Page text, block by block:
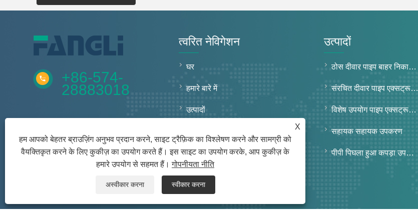
X
हम आपको बेहतर ब्राउज़िंग अनुभव प्रदान करने, साइट ट्रैफ़िक का विश्लेषण करने और सामग्री को
वैयक्तिकृत करने के लिए कुकीज़ का उपयोग करते हैं। इस साइट का उपयोग करके, आप कुकीज़ के
हमारे उपयोग से सहमत हैं।गोपनीयता नीति
अस्वीकार करना स्वीकार करना
+86-574-
28883018
त्वरित नेविगेशन
घर
हमारे बारे में
उत्पादों
डाउनलोड करना
जांच भेजें
संपर्क करें
उत्पादों
ठोस दीवार पाइप बाहर निकालना लाइन
संरचित दीवार पाइप एक्सट्रूज़न लाइन
विशेष उपयोग पाइप एक्सट्रूज़न लाइन
सहायक सहायक उपकरण
पीपी पिघला हुआ कपड़ा उपकरण